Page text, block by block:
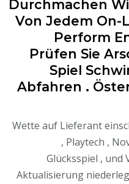
Durchmachen
Von Jedem On-
Perform
Prüfen Sie
Spiel
Abfahren .
Wette auf Lieferant
, Playtech ,
Glücksspiel , und
Aktualisierung